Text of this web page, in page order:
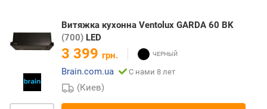
Витяжка кухонна Ventolux GARDA 60 BK
(700) LED
3 399 грн.
Brain.com.ua
С нами 8 лет
(Киев)